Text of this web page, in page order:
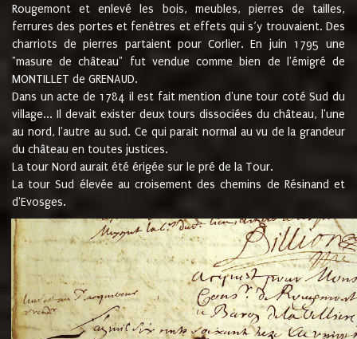
Rougemont et enlevé les bois, meubles, pierres de tailles,
ferrures des portes et fenêtres et effets qui s’y trouvaient. Des
charriots de pierres partaient pour Corlier. En juin 1795 une
"masure de château" fut vendue comme bien de l'émigré de
MONTILLET de GRENAUD.
Dans un acte de 1784 il est fait mention d'une tour coté Sud du
village... Il devait exister deux tours dissociées du château, l'une
au nord, l'autre au sud. Ce qui parait normal au vu de la grandeur
du château en toutes justices.
La tour Nord aurait été érigée sur le pré de la Tour.
La tour Sud élevée au croisement des chemins de Résinand et
d'Evosges.